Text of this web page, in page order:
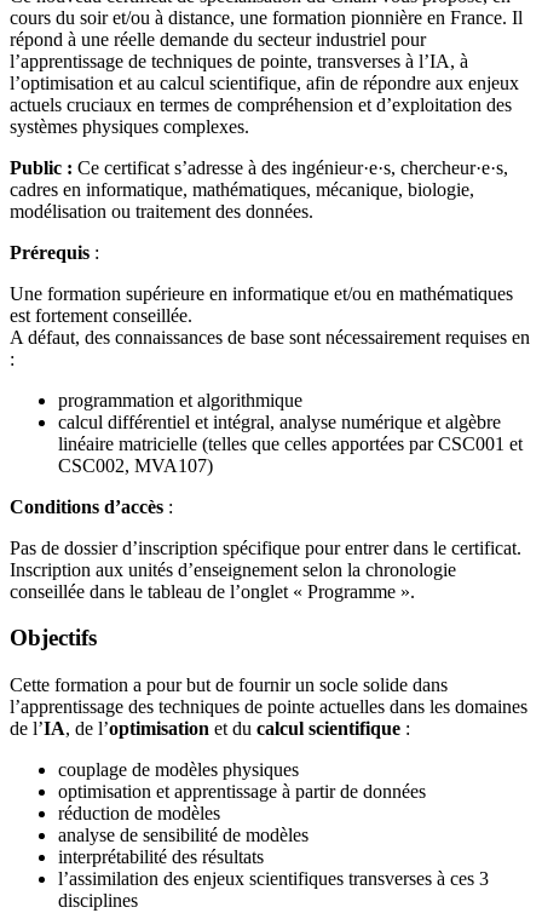
cours du soir et/ou à distance, une formation pionnière en France. Il
répond à une réelle demande du secteur industriel pour
l’apprentissage de techniques de pointe, transverses à l’IA, à
l’optimisation et au calcul scientifique, afin de répondre aux enjeux
actuels cruciaux en termes de compréhension et d’exploitation des
systèmes physiques complexes.
Public : Ce certificat s’adresse à des ingénieur·e·s, chercheur·e·s,
cadres en informatique, mathématiques, mécanique, biologie,
modélisation ou traitement des données.
Prérequis :
Une formation supérieure en informatique et/ou en mathématiques
est fortement conseillée.
A défaut, des connaissances de base sont nécessairement requises en
:
programmation et algorithmique
calcul différentiel et intégral, analyse numérique et algèbre
linéaire matricielle (telles que celles apportées par CSC001 et
CSC002, MVA107)
Conditions d’accès :
Pas de dossier d’inscription spécifique pour entrer dans le certificat.
Inscription aux unités d’enseignement selon la chronologie
conseillée dans le tableau de l’onglet « Programme ».
Objectifs
Cette formation a pour but de fournir un socle solide dans
l’apprentissage des techniques de pointe actuelles dans les domaines
de l’IA, de l’optimisation et du calcul scientifique :
couplage de modèles physiques
optimisation et apprentissage à partir de données
réduction de modèles
analyse de sensibilité de modèles
interprétabilité des résultats
l’assimilation des enjeux scientifiques transverses à ces 3
disciplines